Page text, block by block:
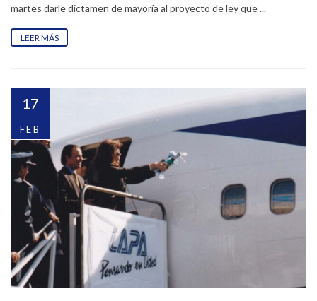
martes darle dictamen de mayoría al proyecto de ley que ...
LEER MÁS
17
FEB